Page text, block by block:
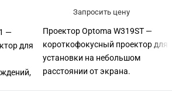
—
для
Запросить цену
Проектор Optoma W319ST —
короткофокусный проектор для
установки на небольшом
расстоянии от экрана.